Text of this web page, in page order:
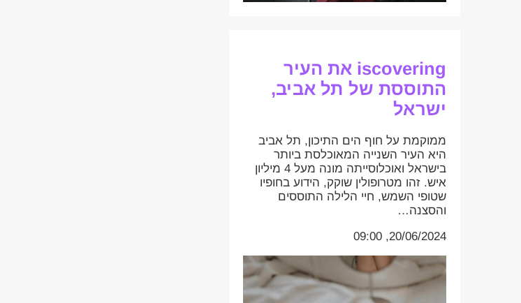
iscovering את העיר
התוססת של תל אביב,
ישראל
ממוקמת על חוף הים התיכון, תל אביב
היא העיר השנייה המאוכלסת ביותר
בישראל ואוכלוסייתה מונה מעל 4 מיליון
איש. זהו מטרופולין שוקק, הידוע בחופיו
שטופי השמש, חיי הלילה התוססים
והסצנה…
20/06/2024, 09:00